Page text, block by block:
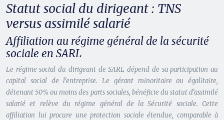
Statut social du dirigeant : TNS
versus assimilé salarié
Affiliation au régime général de la sécurité
sociale en SARL
Le régime social du dirigeant de SARL dépend de sa participation au
capital social de l’entreprise. Le gérant minoritaire ou égalitaire,
détenant 50% ou moins des parts sociales, bénéficie du statut d’assimilé
salarié et relève du régime général de la Sécurité sociale. Cette
affiliation lui procure une protection sociale étendue, comparable à